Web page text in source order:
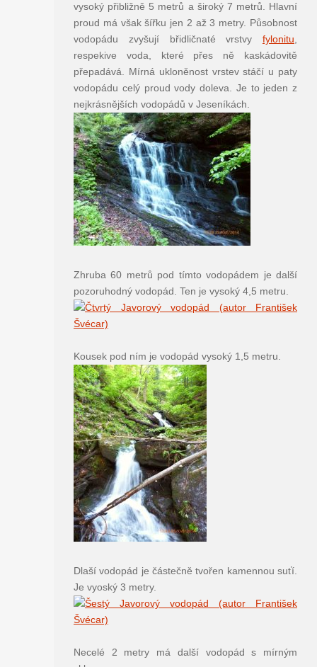
vysoký přibližně 5 metrů a široký 7 metrů. Hlavní
proud má však šířku jen 2 až 3 metry. Působnost
vodopádu zvyšují břidličnaté vrstvy fylonitu
respekive voda, které přes ně kaskádovitě
přepadává. Mírná ukloněnost vrstev stáčí u paty
vodopádu celý proud vody doleva. Je to jeden z
nejkrásnějších vodopádů v Jeseníkách.
Zhruba 60 metrů pod tímto vodopádem je další
pozoruhodný vodopád. Ten je vysoký 4,5 metru.
Kousek pod ním je vodopád vysoký 1,5 metru.
Dlaší vodopád je částečně tvořen kamennou suťí.
Je vyoský 3 metry.
Necelé 2 metry má další vodopád s mírným